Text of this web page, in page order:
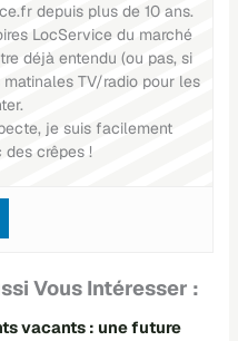
depuis plus de 10 ans.
LocService du marché
déjà entendu (ou pas, si
TV/radio pour les
je suis facilement
crêpes !
Vous Intéresser :
vacants : une future